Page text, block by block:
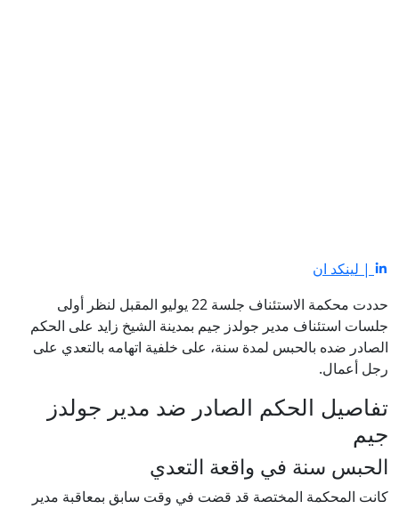
| لينكد ان
حددت محكمة الاستئناف جلسة 22 يوليو المقبل لنظر أولى
جلسات استئناف مدير جولدز جيم بمدينة الشيخ زايد على الحكم
الصادر ضده بالحبس لمدة سنة، على خلفية اتهامه بالتعدي على
رجل أعمال.
تفاصيل الحكم الصادر ضد مدير جولدز
جيم
الحبس سنة في واقعة التعدي
كانت المحكمة المختصة قد قضت في وقت سابق بمعاقبة مدير